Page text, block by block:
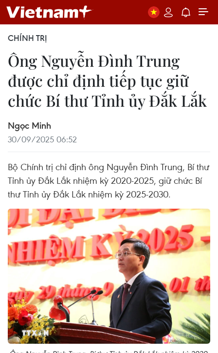
CHÍNH TRỊ
Ông Nguyễn Đình Trung
được chỉ định tiếp tục giữ
chức Bí thư Tỉnh ủy Đắk Lắk
Ngọc Minh
30/09/2025 06:52
Bộ Chính trị chỉ định ông Nguyễn Đình Trung, Bí thư
Tỉnh ủy Đắk Lắk nhiệm kỳ 2020-2025, giữ chức Bí
thư Tỉnh ủy Đắk Lắk nhiệm kỳ 2025-2030.